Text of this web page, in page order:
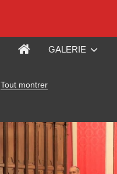
GALERIE
Tout montrer